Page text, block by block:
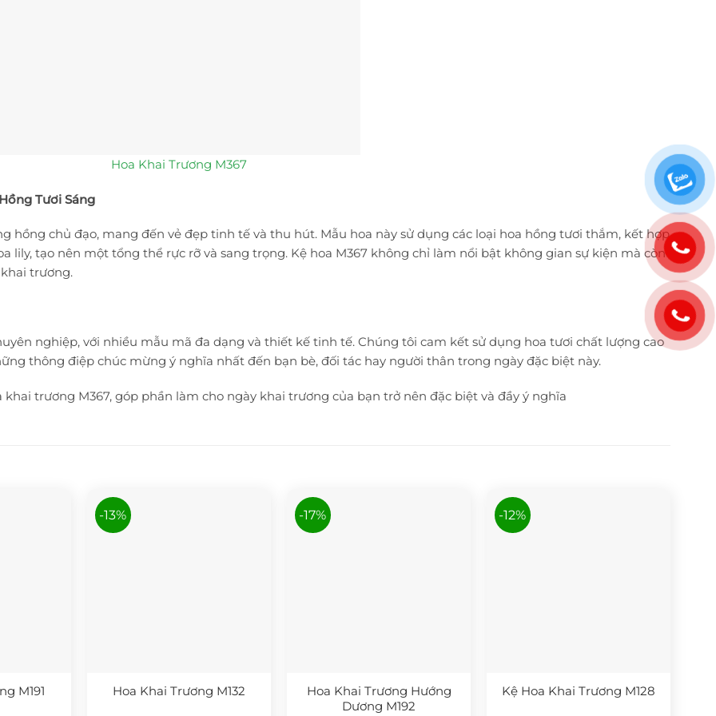
Hoa Khai Trương M367
Tươi Sáng
hồng chủ đạo, mang đến vẻ đẹp tinh tế và thu hút. Mẫu hoa này sử dụng các loại hoa hồng tươi thắm, kết hợp
lily, tạo nên một tổng thể rực rỡ và sang trọng. Kệ hoa M367 không chỉ làm nổi bật không gian sự kiện mà còn
trương.
nghiệp, với nhiều mẫu mã đa dạng và thiết kế tinh tế. Chúng tôi cam kết sử dụng hoa tươi chất lượng cao
thông điệp chúc mừng ý nghĩa nhất đến bạn bè, đối tác hay người thân trong ngày đặc biệt này.
trương M367, góp phần làm cho ngày khai trương của bạn trở nên đặc biệt và đầy ý nghĩa
M191
-13%
Hoa Khai Trương M132
-17%
Hoa Khai Trương Hướng
Dương M192
-12%
Kệ Hoa Khai Trương M128